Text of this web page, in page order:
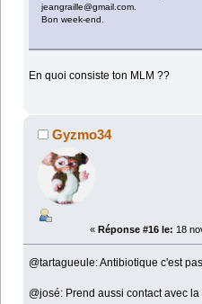
jeangraille@gmail.com.
Bon week-end.
En quoi consiste ton MLM ??
Gyzmo34
« Réponse #16 le: 18
@tartagueule: Antibiotique c'est
@josé: Prend aussi contact avec la